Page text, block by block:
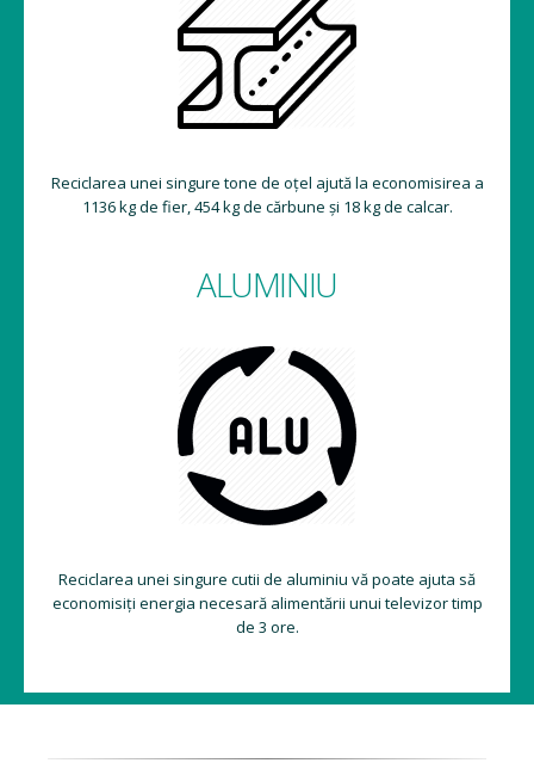
Reciclarea unei singure tone de oțel ajută la economisirea a
1136 kg de fier, 454 kg de cărbune și 18 kg de calcar.
ALUMINIU
Reciclarea unei singure cutii de aluminiu vă poate ajuta să
economisiți energia necesară alimentării unui televizor timp
de 3 ore.